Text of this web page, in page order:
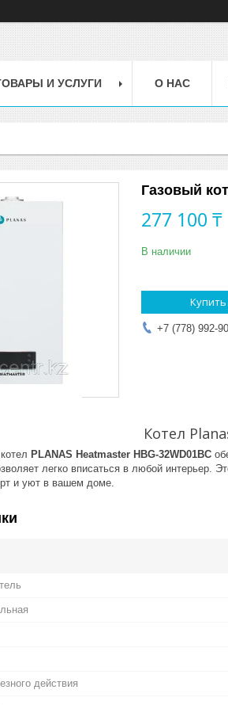
И УСЛУГИ О НАС
Газовый
277 100 ₸
В наличии
Купить
+7 (778) 992-
Котел
PLANAS Heatmaster HBG-32WD01BC
легко вписаться в любой интерьер.
и уют в вашем доме.
действия